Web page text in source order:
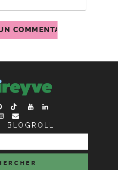
BLOGROLL
RECHERCHER :